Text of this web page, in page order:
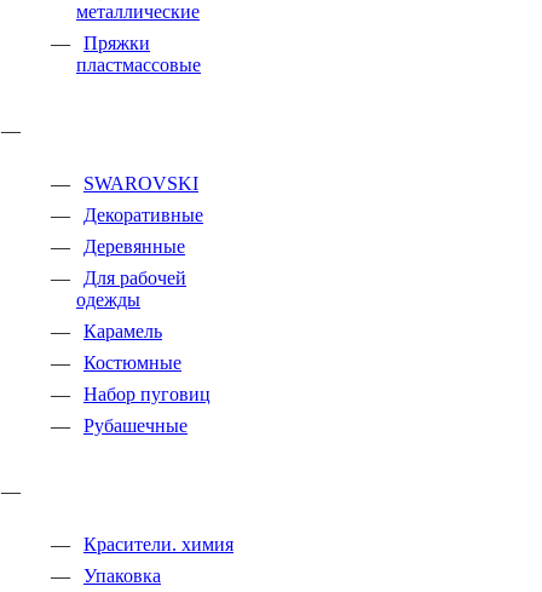
металлические
Пряжки
пластмассовые
SWAROVSKI
Декоративные
Деревянные
Для рабочей
одежды
Карамель
Костюмные
Набор пуговиц
Рубашечные
Красители. химия
Упаковка